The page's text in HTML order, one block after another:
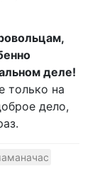
деле!
только на
дело,